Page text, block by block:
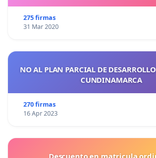
275 firmas
31 Mar 2020
NO AL PLAN PARCIAL DE
CUNDINAMARCA
270 firmas
16 Apr 2023
Descuento en matricula